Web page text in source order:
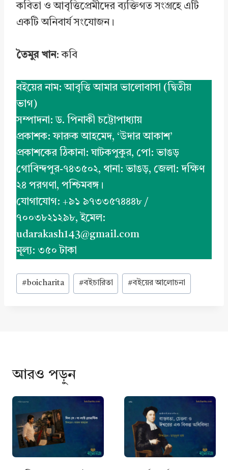
কবিতা ও আবৃত্তিপ্রেমীদের ব্যক্তিগত সংগ্রহে এটি
একটি অনিবার্য সংযোজন।
তৈমুর খান: কবি
বইয়ের নাম: আবৃত্তি আমার ভালোবাসা (দ্বিতীয়
ভাগ)
সম্পাদনা: ড. পিনাকী চট্টোপাধ্যায়
প্রকাশক: ফারুক আহমেদ, ‘উদার আকাশ’
প্রকাশকের ঠিকানা: ঘাটকপুকুর, পো: ভাঙড়
গোবিন্দপুর-৭৪৩৫০২, থানা: ভাঙড়, জেলা: দক্ষিণ
২৪ পরগণা, পশ্চিমবঙ্গ।
যোগাযোগ: +৯১ ৯৭৩৩৫৭৪৪৪৮ /
৭০০৩৮২১২৯৮, ইমেল:
udarakash143@gmail.com
মূল্য: ৩৫০ টাকা
Post
Tags:
#boicharita #বইচারিতা #বইয়ের আলোচনা
আরও পড়ুন